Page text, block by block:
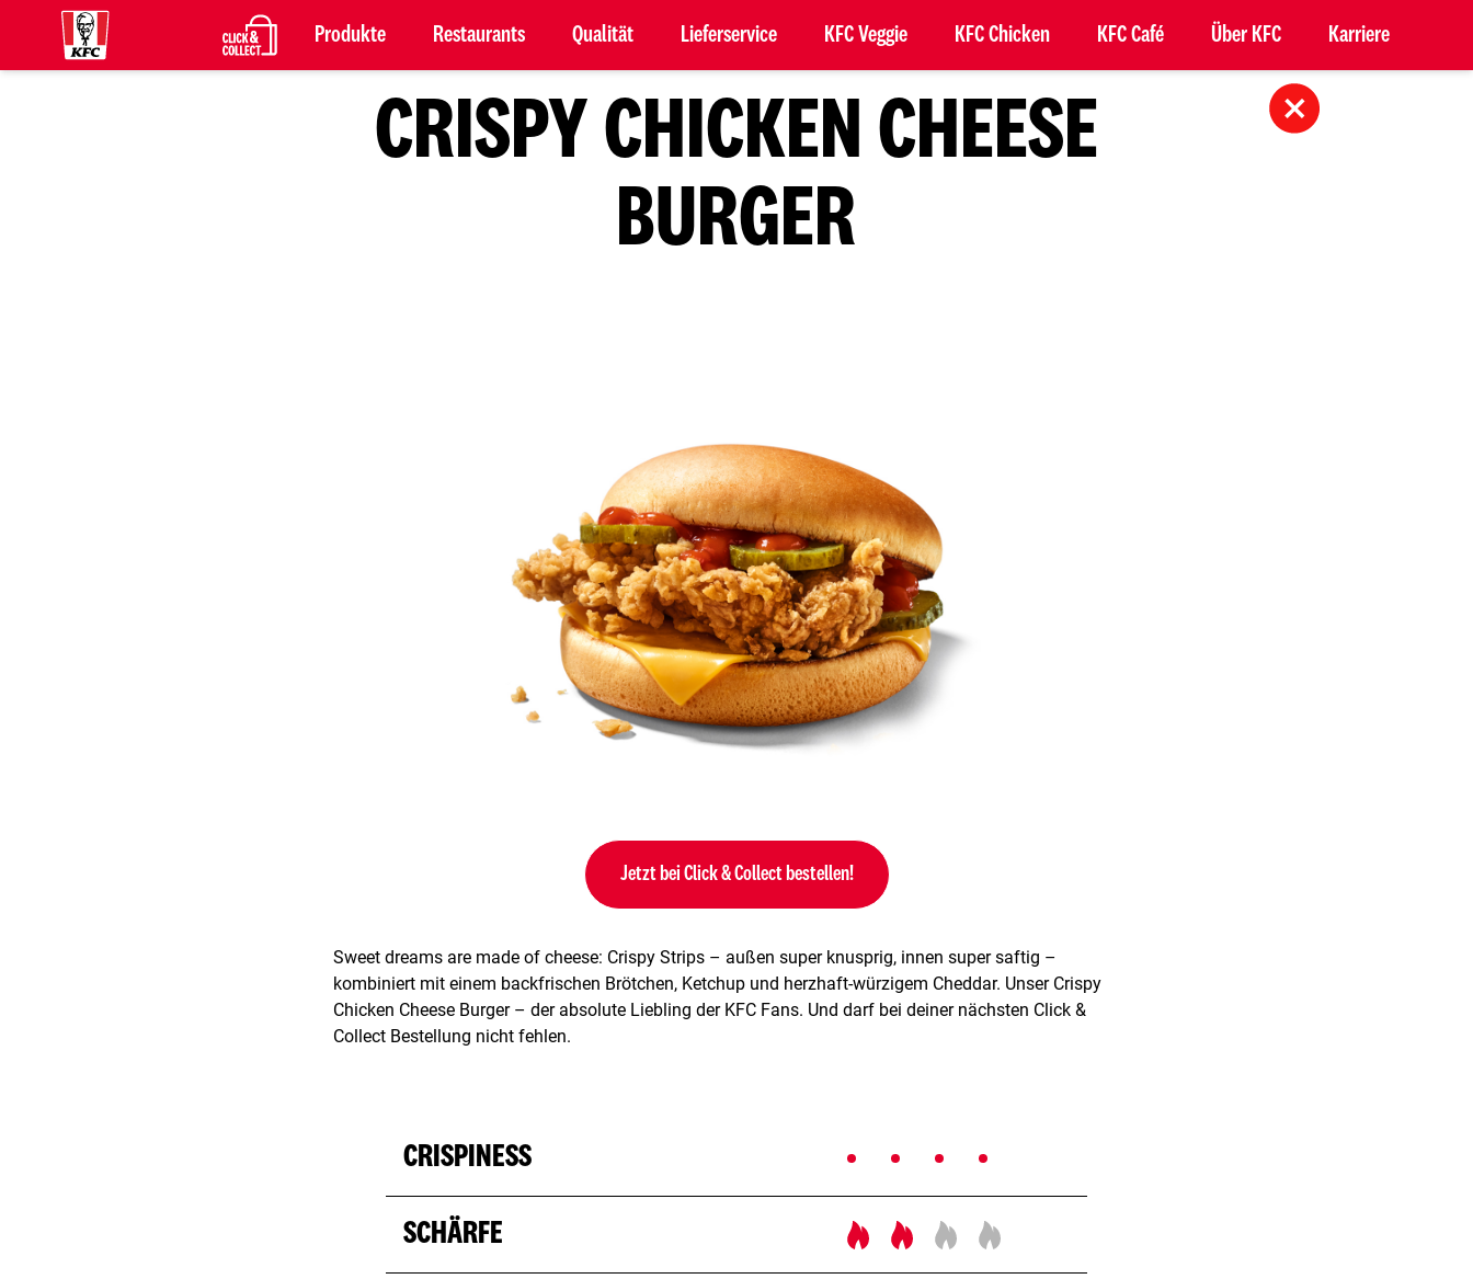
Produkte Restaurants Qualität Lieferservice KFC Veggie KFC Chicken KFC Café Über KFC Karriere
CRISPY CHICKEN CHEESE
BURGER
Jetzt bei Click & Collect bestellen!
Sweet dreams are made of cheese: Crispy Strips – außen super knusprig, innen super saftig –
kombiniert mit einem backfrischen Brötchen, Ketchup und herzhaft-würzigem Cheddar. Unser Crispy
Chicken Cheese Burger – der absolute Liebling der KFC Fans. Und darf bei deiner nächsten Click &
Collect Bestellung nicht fehlen.
CRISPINESS
SCHÄRFE